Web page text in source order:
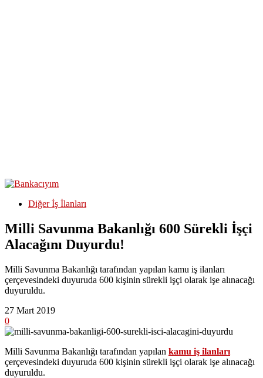
Diğer İş İlanları
Milli Savunma Bakanlığı 600 Sürekli İşçi
Alacağını Duyurdu!
Milli Savunma Bakanlığı tarafından yapılan kamu iş ilanları
çerçevesindeki duyuruda 600 kişinin sürekli işçi olarak işe alınacağı
duyuruldu.
27 Mart 2019
0
Milli Savunma Bakanlığı tarafından yapılan kamu iş ilanları
çerçevesindeki duyuruda 600 kişinin sürekli işçi olarak işe alınacağı
duyuruldu.